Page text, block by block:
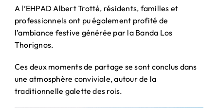
A l’EHPAD Albert Trotté, résidents, familles et
professionnels ont pu également profité de
l’ambiance festive générée par la Banda Los
Thorignos.
Ces deux moments de partage se sont conclus dans
une atmosphère conviviale, autour de la
traditionnelle galette des rois.